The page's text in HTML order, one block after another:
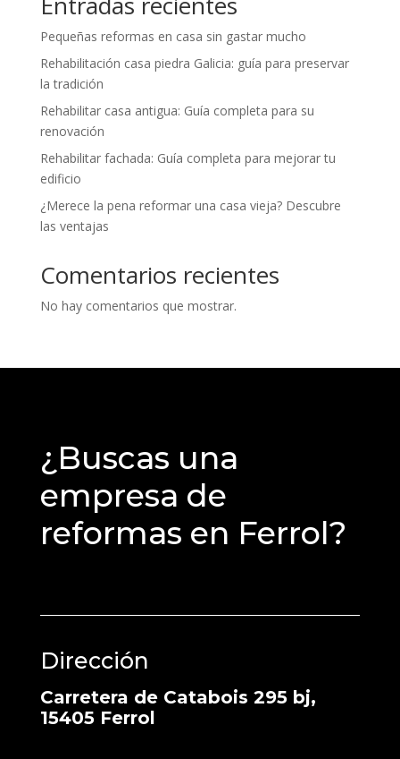
Pequeñas reformas en casa sin gastar mucho
Rehabilitación casa piedra Galicia: guía para preservar
la tradición
Rehabilitar casa antigua: Guía completa para su
renovación
Rehabilitar fachada: Guía completa para mejorar tu
edificio
¿Merece la pena reformar una casa vieja? Descubre
las ventajas
Comentarios recientes
No hay comentarios que mostrar.
¿Buscas una
empresa de
reformas en Ferrol?
Dirección
Carretera de Catabois 295 bj,
15405 Ferrol